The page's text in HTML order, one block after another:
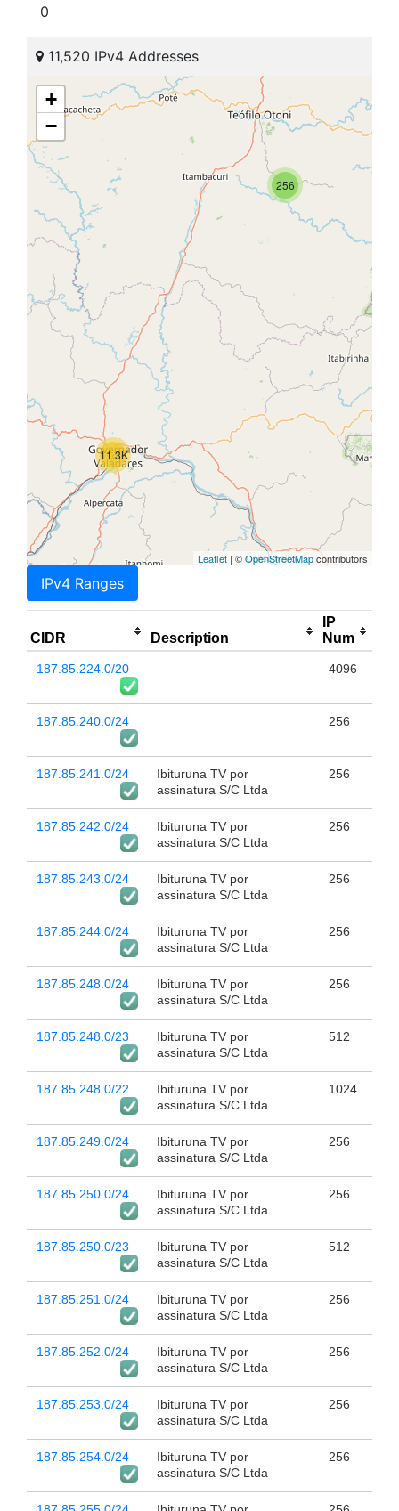
0
11,520 IPv4 Addresses
256
11.3K
+
−
Leaflet | ©OpenStreetMapcontributors
IPv4 Ranges
CIDR Description
IP
Num
187.85.224.0/20 4096
187.85.240.0/24 256
187.85.241.0/24
Ibituruna TV por
assinatura S/C Ltda
256
187.85.242.0/24
Ibituruna TV por
assinatura S/C Ltda
256
187.85.243.0/24
Ibituruna TV por
assinatura S/C Ltda
256
187.85.244.0/24
Ibituruna TV por
assinatura S/C Ltda
256
187.85.248.0/24
Ibituruna TV por
assinatura S/C Ltda
256
187.85.248.0/23
Ibituruna TV por
assinatura S/C Ltda
512
187.85.248.0/22
Ibituruna TV por
assinatura S/C Ltda
1024
187.85.249.0/24
Ibituruna TV por
assinatura S/C Ltda
256
187.85.250.0/24
Ibituruna TV por
assinatura S/C Ltda
256
187.85.250.0/23
Ibituruna TV por
assinatura S/C Ltda
512
187.85.251.0/24
Ibituruna TV por
assinatura S/C Ltda
256
187.85.252.0/24
Ibituruna TV por
assinatura S/C Ltda
256
187.85.253.0/24
Ibituruna TV por
assinatura S/C Ltda
256
187.85.254.0/24
Ibituruna TV por
assinatura S/C Ltda
256